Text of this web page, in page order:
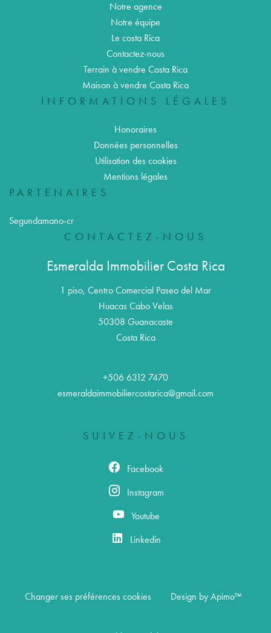
Notre agence
Notre équipe
Le costa Rica
Contactez-nous
Terrain à vendre Costa Rica
Maison à vendre Costa Rica
INFORMATIONS LÉGALES
Honoraires
Données personnelles
Utilisation des cookies
Mentions légales
PARTENAIRES
Segundamano-cr
CONTACTEZ-NOUS
Esmeralda Immobilier Costa Rica
1 piso, Centro Comercial Paseo del Mar
Huacas Cabo Velas
50308 Guanacaste
Costa Rica
+506 6312 7470
esmeraldaimmobiliercostarica@gmail.com
SUIVEZ-NOUS
Facebook
Instagram
Youtube
Linkedin
Changer ses préférences cookies Design by Apimo™